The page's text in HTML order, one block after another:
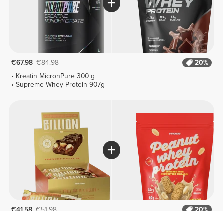
€67.98 €84.98
20%
Kreatin MicronPure 300 g
Supreme Whey Protein 907g
€41.58 €51.98
20%